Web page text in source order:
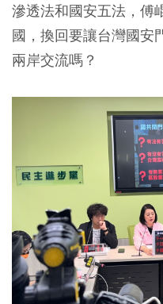
滲透法和國安五法，傅
國，換回要讓台灣國安
兩岸交流嗎？